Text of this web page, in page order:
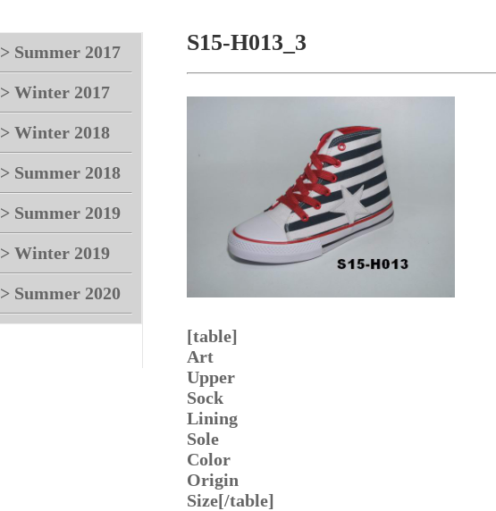
> Summer 2017
> Winter 2017
> Winter 2018
> Summer 2018
> Summer 2019
> Winter 2019
> Summer 2020
S15-H013_3
[table]
Art
Upper
Sock
Lining
Sole
Color
Origin
Size[/table]